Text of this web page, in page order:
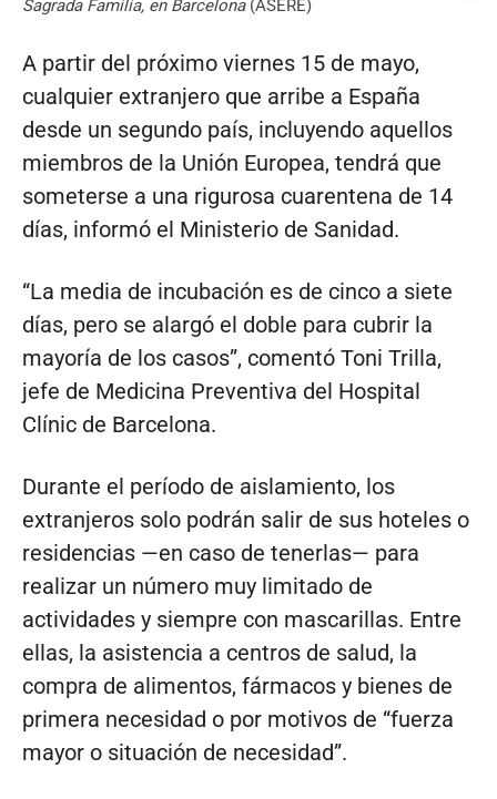
Sagrada Familia, en Barcelona(ASERE)
A partir del próximo viernes 15 de mayo,
cualquier extranjero que arribe a España
desde un segundo país, incluyendo aquellos
miembros de la Unión Europea, tendrá que
someterse a una rigurosa cuarentena de 14
días, informó el Ministerio de Sanidad.
“La media de incubación es de cinco a siete
días, pero se alargó el doble para cubrir la
mayoría de los casos”, comentó Toni Trilla,
jefe de Medicina Preventiva del Hospital
Clínic de Barcelona.
Durante el período de aislamiento, los
extranjeros solo podrán salir de sus hoteles o
residencias —en caso de tenerlas— para
realizar un número muy limitado de
actividades y siempre con mascarillas. Entre
ellas, la asistencia a centros de salud, la
compra de alimentos, fármacos y bienes de
primera necesidad o por motivos de “fuerza
mayor o situación de necesidad”.